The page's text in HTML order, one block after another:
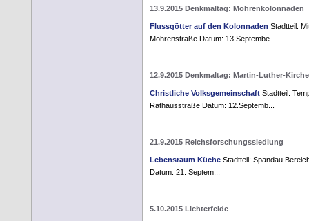
13.9.2015 Denkmaltag: Mohrenkolonnaden
Flussgötter auf den Kolonnaden Stadtteil:
Mohrenstraße Datum: 13.Septembe...
12.9.2015 Denkmaltag: Martin-Luther-Kirche
Christliche Volksgemeinschaft Stadtteil:
Rathausstraße Datum: 12.Septemb...
21.9.2015 Reichsforschungssiedlung
Lebensraum Küche Stadtteil: Spandau
Datum: 21. Septem...
5.10.2015 Lichterfelde